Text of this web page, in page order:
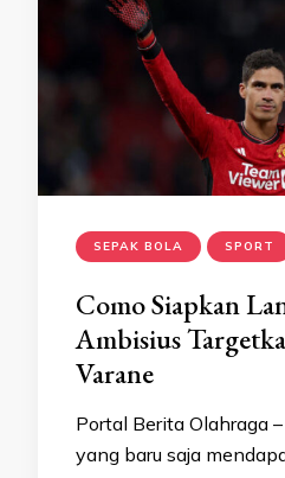
SEPAK BOLA SPORT
Como Siapkan
Ambisius
Varane
Portal Berita Olahraga
yang baru saja